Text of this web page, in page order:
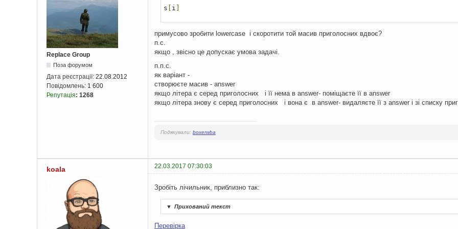
Replace Group
Поза форумом
Дата реєстрації: 22.08.2012
Повідомлень: 1 600
Репутація: 1268
s i
примусово зробити lowercase і скоротити той масив приголосних вдвоє?
п.с.
якщо , звісно це допускає умова задачі.
п.п.с.
як варіант -
створюєте масив - answer
якщо літера є серед приголосних і її нема в answer- поміщаєте її в answer
якщо літера знову є серед приголосних і вона є в answer- видаляєте її з answer і зі списку
Подякували: boxerwba
koala 22.03.2017 07:30:03
Зробіть лічильник, приблизно так:
▼ Прихований текст
Перевірка